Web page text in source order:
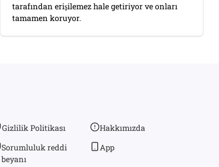
tarafından erişilemez hale getiriyor ve onları
tamamen koruyor.
Gizlilik Politikası
Sorumluluk reddi
beyanı
Hakkımızda
App